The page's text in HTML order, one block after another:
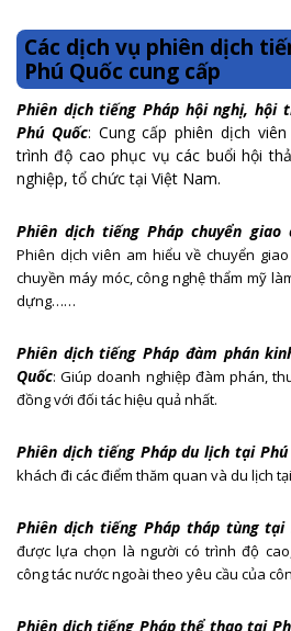
Các dịch vụ phiên dịch
Phú Quốc cung cấp
Phiên dịch tiếng Pháp hội nghị, hội
Phú Quốc: Cung cấp phiên dịch
trình độ cao phục vụ các buổi hội
nghiệp, tổ chức tại Việt Nam.
Phiên dịch tiếng Pháp chuyển giao
Phiên dịch viên am hiểu về chuyển
chuyền máy móc, công nghệ thẩm mỹ
dựng……
Phiên dịch tiếng Pháp đàm phán
Quốc: Giúp doanh nghiệp đàm phán,
đồng với đối tác hiệu quả nhất.
Phiên dịch tiếng Pháp du lịch tại Phú
khách đi các điểm thăm quan và du lịch
Phiên dịch tiếng Pháp tháp tùng tại
được lựa chọn là người có trình độ
công tác nước ngoài theo yêu cầu của
Phiên dịch tiếng Pháp thể thao tại